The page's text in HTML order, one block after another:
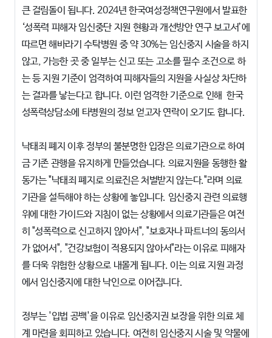
큰 걸림돌이 됩니다. 2024년 한국여성정책연구원에서 발표한
‘성폭력 피해자 임신중단 지원 현황과 개선방안 연구 보고서’에
따르면 해바라기 수탁병원 중 약 30%는 임신중지 시술을 하지
않고, 가능한 곳 중 일부는 신고 또는 고소를 필수 조건으로 하
는 등 지원 기준이 엄격하여 피해자들의 지원을 사실상 차단하
는 결과를 낳는다고 합니다. 이런 엄격한 기준으로 인해 한국
성폭력상담소에 타병원의 정보 얻고자 연락이 오기도 합니다.
낙태죄 폐지 이후 정부의 불분명한 입장은 의료기관으로 하여
금 기존 관행을 유지하게 만들었습니다. 의료지원을 동행한 활
동가는 "낙태죄 폐지로 의료진은 처벌받지 않는다."라며 의료
기관을 설득해야 하는 상황에 놓입니다. 임신중지 관련 의료행
위에 대한 가이드와 지침이 없는 상황에서 의료기관들은 여전
히 "성폭력으로 신고하지 않아서", "보호자나 파트너의 동의서
가 없어서", "건강보험이 적용되지 않아서"라는 이유로 피해자
를 더욱 위험한 상황으로 내몰게 됩니다. 이는 의료 지원 과정
에서 임신중지에 대한 낙인으로 이어집니다.
정부는 '입법 공백'을 이유로 임신중지권 보장을 위한 의료 체
계 마련을 회피하고 있습니다. 여전히 임신중지 시술 및 약물에